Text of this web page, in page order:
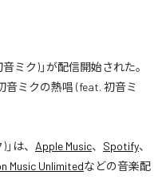
ミク)」が配信開始された。
音ミクの熱唱 (feat. 初音ミ
)」は、 Apple Music、 Spotify、
Music Unlimitedなどの音楽配